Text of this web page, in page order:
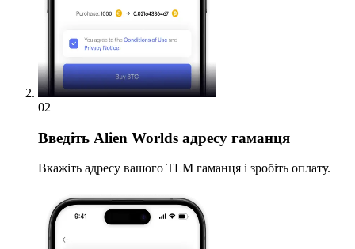
02
Введіть Alien Worlds адресу гаманця
Вкажіть адресу вашого TLM гаманця і зробіть оплату.